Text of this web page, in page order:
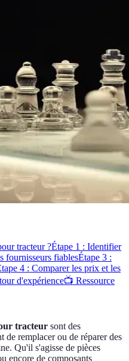
tracteur ?Étape 1 : Identifier
fournisseurs fiablesÉtape 3 :
4 : Comparer les prix et les
d'expérience📺 Ressource
tracteur sont des
de remplacer ou de réparer des
Qu'il s'agisse de pièces
encore de composants